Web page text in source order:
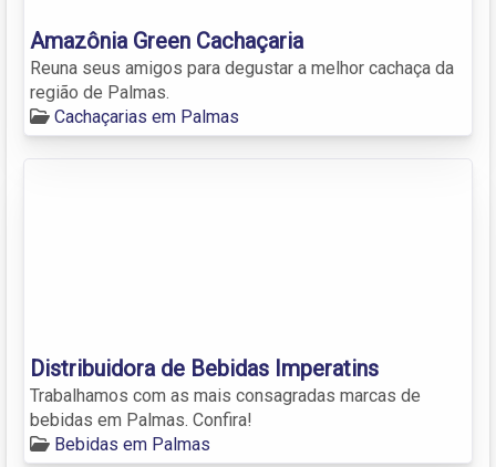
Amazônia Green Cachaçaria
Reuna seus amigos para degustar a melhor cachaça da
região de Palmas.
Cachaçarias em Palmas
Distribuidora de Bebidas Imperatins
Trabalhamos com as mais consagradas marcas de
bebidas em Palmas. Confira!
Bebidas em Palmas